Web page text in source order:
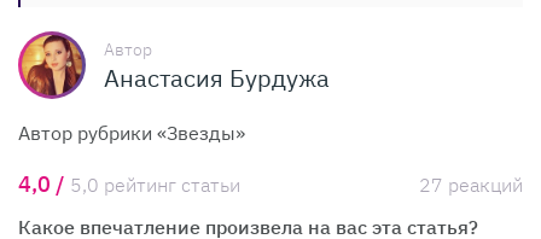
Автор
Анастасия Бурдужа
Автор рубрики «Звезды»
4,0 / 5,0 рейтинг статьи
27 реакций
Какое впечатление произвела на вас эта статья?